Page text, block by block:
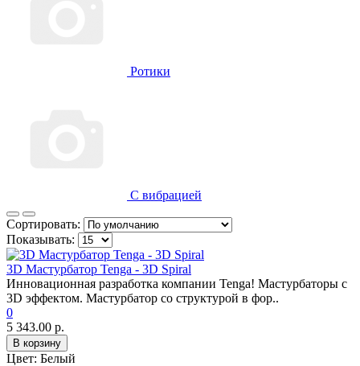
Ротики
С вибрацией
Сортировать:
Показывать:
3D Мастурбатор Tenga - 3D Spiral
Инновационная разработка компании Tenga! Мастурбаторы с
3D эффектом. Мастурбатор со структурой в фор..
0
5 343.00 р.
В корзину
Цвет: Белый